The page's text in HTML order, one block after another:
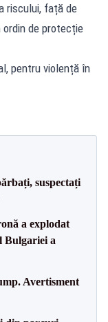
riscului, față de
ordin de protecție
pentru violență în
suspectați
a explodat
Bulgariei a
Avertisment